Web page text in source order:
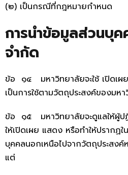
(๒) เป็นกรณีที่กฎหมายกำหนด
การนำข้อมูลส่วนบุค
จำกัด
ข้อ ๑๔ มหาวิทยาลัยจะใช้ เปิดเผ
เป็นการใช้ตามวัตถุประสงค์ของมห
ข้อ ๑๕ มหาวิทยาลัยจะดูแลให้ผู้ป
ให้เปิดเผย แสดง หรือทำให้ปรากฏ
บุคคลนอกเหนือไปจากวัตถุประสง
แต่